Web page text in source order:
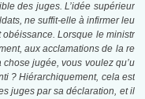
des juges. L’idée supérieur
ne suffit-elle à infirmer leu
obéissance. Lorsque le ministr
aux acclamations de la re
jugée, vous voulez qu’u
? Hiérarchiquement, cela est
juges par sa déclaration, et il